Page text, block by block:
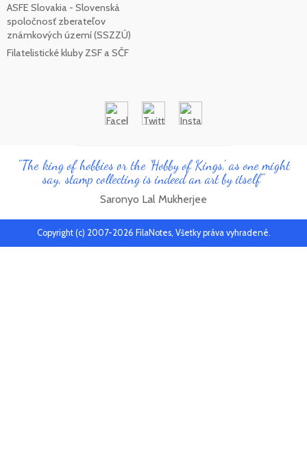
ASFE Slovakia - Slovenská
spoločnosť zberateľov
známkových území (SSZZÚ)
Filatelistické kluby ZSF a SČF
"The king of hobbies or the 'Hobby of Kings', as one might
say, stamp collecting is indeed an art by itself"
Saronyo Lal Mukherjee
Copyright (c) 2007-2026 FilaNotes, Všetky práva vyhradené.